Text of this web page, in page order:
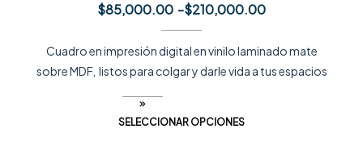
$85,000.00 -$210,000.00
Cuadro en impresión digital en vinilo laminado mate
sobre MDF, listos para colgar y darle vida a tus espacios
SELECCIONAR OPCIONES